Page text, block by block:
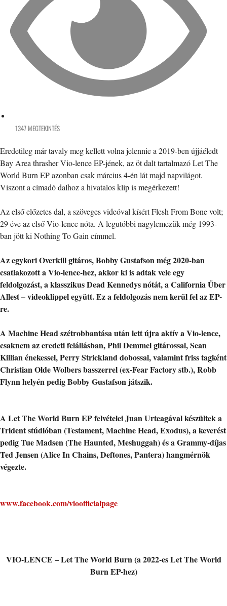
1347 MEGTEKINTÉS
Eredetileg már tavaly meg kellett volna jelennie a 2019-ben újjáéledt
Bay Area thrasher Vio-lence EP-jének, az öt dalt tartalmazó Let The
World Burn EP azonban csak március 4-én lát majd napvilágot.
Viszont a címadó dalhoz a hivatalos klip is megérkezett!
Az első előzetes dal, a szöveges videóval kísért Flesh From Bone volt;
29 éve az első Vio-lence nóta. A legutóbbi nagylemezük még 1993-
ban jött ki Nothing To Gain címmel.
Az egykori Overkill gitáros, Bobby Gustafson még 2020-ban
csatlakozott a Vio-lence-hez, akkor ki is adtak vele egy
feldolgozást, a klasszikus Dead Kennedys nótát, a California Über
Allest – videoklippel együtt. Ez a feldolgozás nem kerül fel az EP-
re.
A Machine Head szétrobbantása után lett újra aktív a Vio-lence,
csaknem az eredeti felállásban, Phil Demmel gitárossal, Sean
Killian énekessel, Perry Strickland dobossal, valamint friss tagként
Christian Olde Wolbers basszerrel (ex-Fear Factory stb.), Robb
Flynn helyén pedig Bobby Gustafson játszik.
A Let The World Burn EP felvételei Juan Urteagával készültek a
Trident stúdióban (Testament, Machine Head, Exodus), a keverést
pedig Tue Madsen (The Haunted, Meshuggah) és a Grammy-díjas
Ted Jensen (Alice In Chains, Deftones, Pantera) hangmérnök
végezte.
www.facebook.com/vioofficialpage
VIO-LENCE – Let The World Burn (a 2022-es Let The World
Burn EP-hez)